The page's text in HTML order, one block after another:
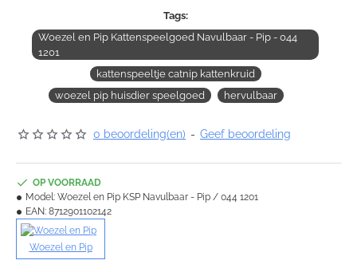
Tags:
Woezel en Pip Kattenspeelgoed Navulbaar - Pip - 044
1201
kattenspeeltje catnip kattenkruid
woezel pip huisdier speelgoed
hervulbaar
0 beoordeling(en) - Geef beoordeling
OP VOORRAAD
Model: Woezel en Pip KSP Navulbaar - Pip / 044 1201
EAN: 8712901102142
Woezel en Pip